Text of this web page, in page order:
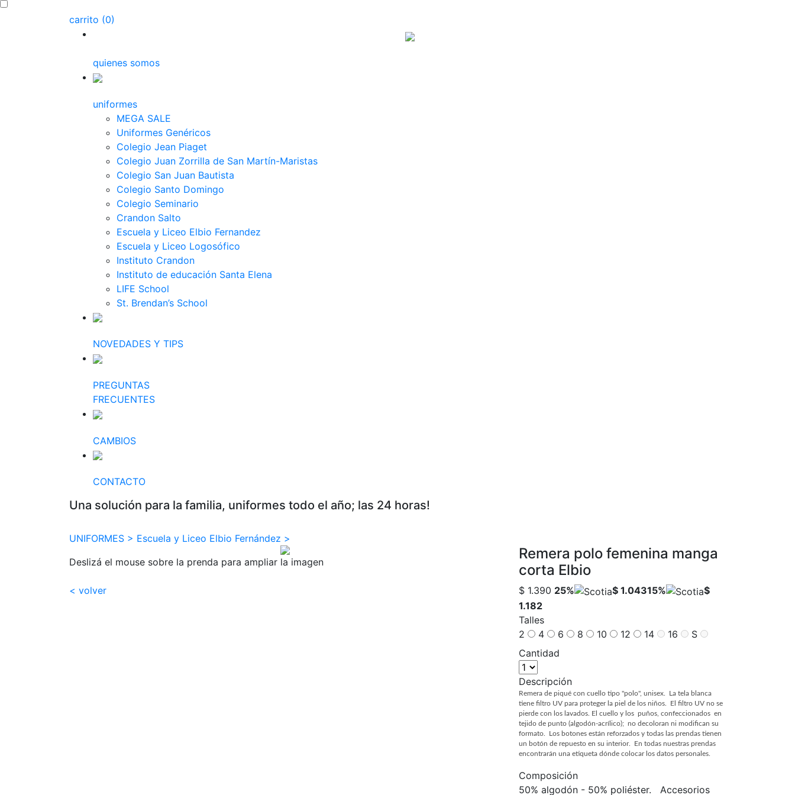
carrito (0)
quienes somos
uniformes
MEGA SALE
Uniformes Genéricos
Colegio Jean Piaget
Colegio Juan Zorrilla de San Martín-Maristas
Colegio San Juan Bautista
Colegio Santo Domingo
Colegio Seminario
Crandon Salto
Escuela y Liceo Elbio Fernandez
Escuela y Liceo Logosófico
Instituto Crandon
Instituto de educación Santa Elena
LIFE School
St. Brendan’s School
NOVEDADES Y TIPS
PREGUNTAS
FRECUENTES
CAMBIOS
CONTACTO
Una solución para la familia, uniformes todo el año; las 24 horas!
UNIFORMES > Escuela y Liceo Elbio Fernández >
Deslizá el mouse sobre la prenda para ampliar la imagen
< volver
Remera polo femenina manga
corta Elbio
$ 1.390 25% $ 1.04315%
$
1.182
Talles
2
4 6 8 10 12 14 16
S
Cantidad
Descripción
Remera de piqué con cuello tipo "polo", unisex. La tela blanca
tiene filtro UV para proteger la piel de los niños. El filtro UV no se
pierde con los lavados. El cuello y los puños, confeccionados en
tejido de punto (algodón-acrílico); no decoloran ni modifican su
formato. Los botones están reforzados y todas las prendas tienen
un botón de repuesto en su interior. En todas nuestras prendas
encontrarán una etiqueta dónde colocar los datos personales.
Composición
50% algodón - 50% poliéster. Accesorios